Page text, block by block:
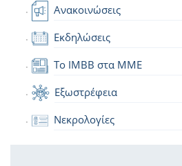
Ανακοινώσεις
Εκδηλώσεις
Το IMBB στα ΜΜΕ
Εξωστρέφεια
Νεκρολογίες